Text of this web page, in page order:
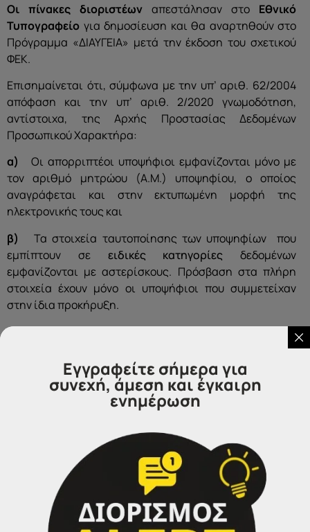
Οι πίνακες διοριστέων απεστάλησαν στο Εθνικό
Τυπογραφείο για δημοσίευση και θα αναρτηθούν στο
Πρόγραμμα «ΔΙΑΥΓΕΙΑ» μετά την έκδοση του σχετικού
ΦΕΚ.
Επισημαίνεται ότι, σύμφωνα με την υπ’ αριθ. 62/2004
απόφαση και την υπ’ αριθ. 2/2020 γνωμοδότηση,
αντίστοιχα, της Αρχής Προστασίας Δεδομένων
Προσωπικού Χαρακτήρα:
α)
Οι απορριπτέοι υποψήφιοι εμφανίζονται μόνο με
τον αριθμό μητρώου (Α.Μ.) υποψηφίου, ο οποίος
αναγράφεται και στην εκτυπωμένη μορφή της
ηλεκτρονικής τους και
β)
Τα στοιχεία ταυτοποίησης των υποψηφίων που
εμπίπτουν σε ειδικές κατηγορίες δεδομένων
εμφανίζονται με αστερίσκους. Πρόσβαση στα πλήρη
στοιχεία έχουν μόνο οι υποψήφιοι που συμμετείχαν
στην ίδια προκήρυξη.
Δείτε τα οριστικά αποτελέσματα
Επικοινωνήστε μαζί μας
IDEA
Γραφεία Εξυπηρέτησης Πολιτών.
Εγγραφείτε σήμερα για
συνεχή, άμεση και έγκαιρη
ενημέρωση